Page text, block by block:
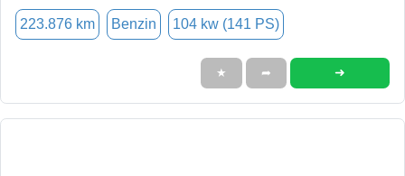
223.876 km Benzin 104 kw (141 PS)
★ ➦ ➜